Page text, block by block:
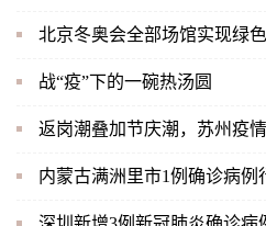
北京冬奥会全部场馆实现绿
战“疫”下的一碗热汤圆
返岗潮叠加节庆潮，苏州疫
内蒙古满洲里市1例确诊病例